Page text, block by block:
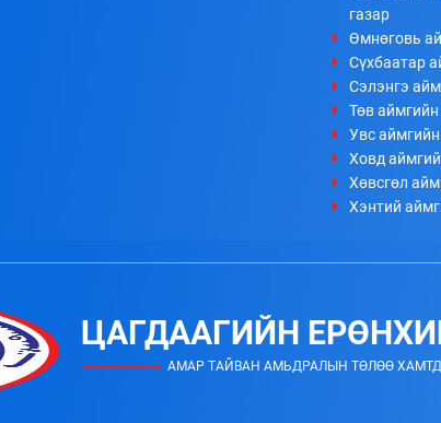
газар
Өмнөговь
Сүхбаатар
Сэлэнгэ
Төв аймгийн
Увс
Ховд
Хөвсгөл
Хэнтий
ЦАГДААГИЙН
АМАР ТАЙВАН АМЬДРАЛЫН ТӨЛӨӨ